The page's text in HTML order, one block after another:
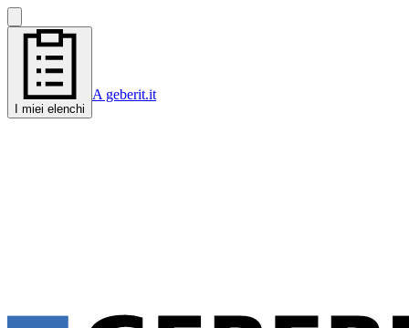
I miei elenchi
A geberit.it